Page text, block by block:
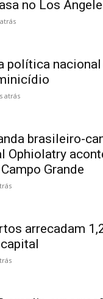
no Los
política
atrás
brasileiro-
Ophiolatry
Grande
arrecadam